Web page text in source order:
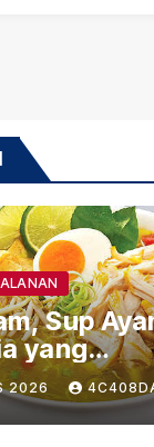
Sup
yang
2026